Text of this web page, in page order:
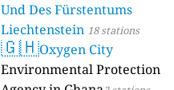
Und Des Fürstentums
Liechtenstein 18 stations
🇬🇭Oxygen City
Environmental Protection